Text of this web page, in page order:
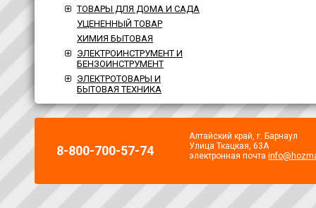
ТОВАРЫ ДЛЯ ДОМА И САДА
УЦЕНЕННЫЙ ТОВАР
ХИМИЯ БЫТОВАЯ
ЭЛЕКТРОИНСТРУМЕНТ И
БЕНЗОИНСТРУМЕНТ
ЭЛЕКТРОТОВАРЫ И
БЫТОВАЯ ТЕХНИКА
8-800-700-57-74
Алтайский край, г. Барнаул
Улица Ткацкая, 63А
электронная почта